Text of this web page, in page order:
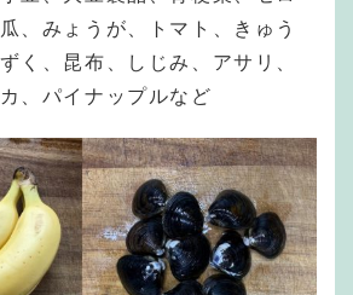
、みょうが、トマト、きゅう
く、昆布、しじみ、アサリ、
、パイナップルなど